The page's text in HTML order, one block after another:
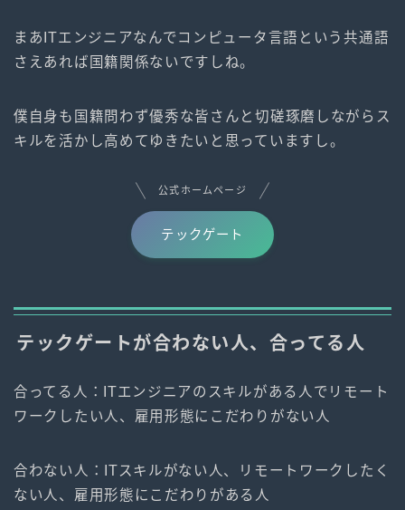
まあITエンジニアなんでコンピュータ言語という共通語
さえあれば国籍関係ないですしね。
僕自身も国籍問わず優秀な皆さんと切磋琢磨しながらス
キルを活かし高めてゆきたいと思っていますし。
公式ホームページ
テックゲート
テックゲートが合わない人、合ってる人
合ってる人：ITエンジニアのスキルがある人でリモート
ワークしたい人、雇用形態にこだわりがない人
合わない人：ITスキルがない人、リモートワークしたく
ない人、雇用形態にこだわりがある人